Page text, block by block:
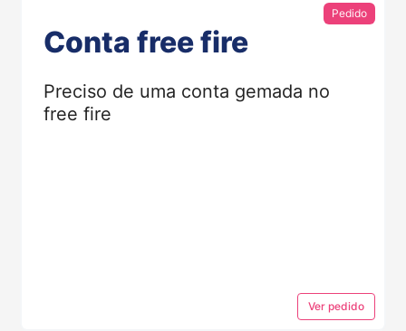
Pedido
Conta free fire
Preciso de uma conta gemada no
free fire
Ver pedido